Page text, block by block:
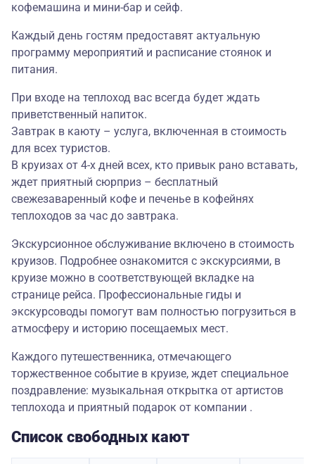
кофемашина и мини-бар и сейф.
Каждый день гостям предоставят актуальную
программу мероприятий и расписание стоянок и
питания.
При входе на теплоход вас всегда будет ждать
приветственный напиток.
Завтрак в каюту – услуга, включенная в стоимость
для всех туристов.
В круизах от 4-х дней всех, кто привык рано вставать,
ждет приятный сюрприз – бесплатный
свежезаваренный кофе и печенье в кофейнях
теплоходов за час до завтрака.
Экскурсионное обслуживание включено в стоимость
круизов. Подробнее ознакомится с экскурсиями, в
круизе можно в соответствующей вкладке на
странице рейса. Профессиональные гиды и
экскурсоводы помогут вам полностью погрузиться в
атмосферу и историю посещаемых мест.
Каждого путешественника, отмечающего
торжественное событие в круизе, ждет специальное
поздравление: музыкальная открытка от артистов
теплохода и приятный подарок от компании .
Список свободных кают